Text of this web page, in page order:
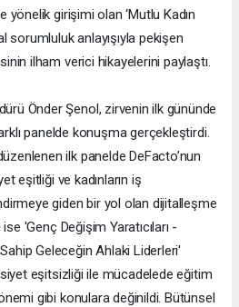
yönelik girişimi olan ‘Mutlu Kadın
sorumluluk anlayışıyla pekişen
ilham verici hikayelerini paylaştı.
Önder Şenol, zirvenin ilk gününde
panelde konuşma gerçekleştirdi.
ilk panelde DeFacto’nun
eşitliği ve kadınların iş
giden bir yol olan dijitalleşme
'Genç Değişim Yaratıcıları -
Geleceğin Ahlaki Liderleri'
eşitsizliği ile mücadelede eğitim
gibi konulara değinildi. Bütünsel